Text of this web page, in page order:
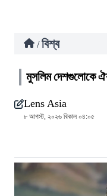
/ বিশ্ব
মুসলিম দেশগুলোকে
Lens Asia
৮ আগস্ট, ২০২৬ বিকাল ০৪:০৫